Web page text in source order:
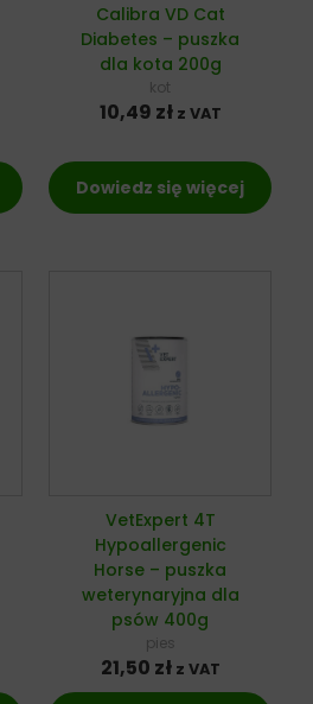
Calibra VD Cat
Diabetes – puszka
dla kota 200g
kot
10,49 zł z VAT
Dowiedz się więcej
VetExpert 4T
Hypoallergenic
Horse – puszka
weterynaryjna dla
psów 400g
pies
21,50 zł z VAT